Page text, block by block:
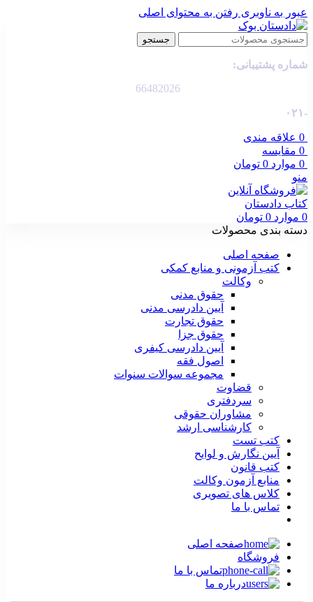
عبور به ناوبری رفتن به محتوای اصلی
جستجو
شماره پشتیبانی:
66482026
-۰۲۱
0 علاقه مندی
0 مقایسه
0 موارد 0 تومان
منو
0 موارد 0 تومان
دسته بندی محصولات
صفحه اصلی
کتب آزمونی و منابع کمکی
وکالت
حقوق مدنی
آیین دادرسی مدنی
حقوق تجارت
حقوق جزا
آیین دادرسی کیفری
اصول فقه
مجموعه سوالات سنوات
قضاوت
سردفتری
مشاوران حقوقی
کارشناسی ارشد
کتب تست
آیین نگارش و لوایح
کتب قانون
منابع آزمون وکالت
کلاس های تصویری
تماس با ما
صفحه اصلی
فروشگاه
تماس با ما
درباره ما